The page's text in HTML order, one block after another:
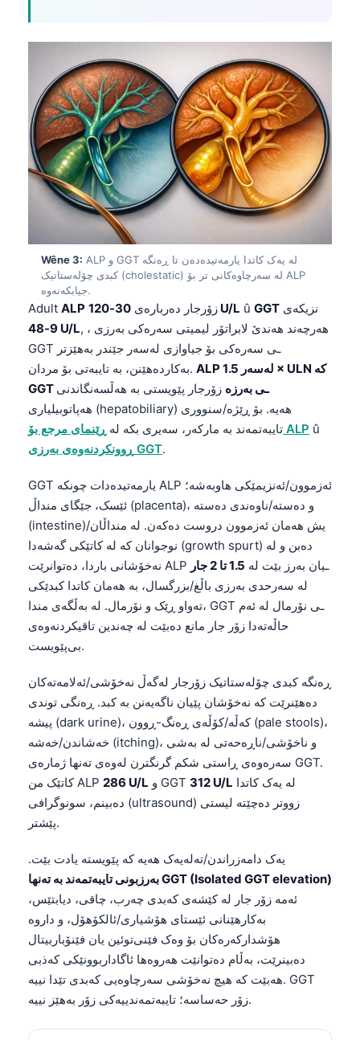
Wêne 3: ALP و GGT لە یەک کاتدا یارمەتیدەدەن تا ڕەنگە
کبدی چۆلەستاتیک (cholestatic) لە سەرچاوەکانی تر بۆ ALP
جیابکەنەوە.
Adult ALP زۆرجار دەربارەی 30-120 U/L û GGT نزیکەی
9-48 U/L, ، هەرچەند هەندێ لابراتۆر لیمیتی سەرەکی بەرزی
GGT ـی سەرەکی بۆ جیاوازی لەسەر جێندر بەهێزتر
بەکاردەهێنن، بە تایبەتی بۆ مردان. ALP لەسەر 1.5 × ULN کە
GGT ـی بەرزە زۆرجار پێویستی بە هەڵسەنگاندنی
هەپاتوبیلیاری (hepatobiliary) هەیە. بۆ ڕێژە/سنووری
تایبەتمەند بە مارکەر، سەیری بکە لە ڕێنمای مرجع بۆ ALP û
ڕوونکردنەوەی بەرزی GGT.
GGT یارمەتیدەدات چونکە ALP ئەزموون/ئەنزیمێکی هاوبەشە؛
ئێسک، جێگای منداڵ (placenta)، و دەستە/ناوەندی دەستە
(intestine)یش هەمان ئەزموون دروست دەکەن. لە منداڵان/
نوجوانان کە لە کاتێکی گەشەدا (growth spurt) دەبن و لە
نەخۆشانی باردا، دەتوانرێت ALP ـیان بەرز بێت لە 1.5 تا 2 جار
لە سەرحدی بەرزی باڵغ/بزرگسال، بە هەمان کاتدا کبدێکی
تەواو ڕێک و نۆرمال. لە بەڵگەی مندا، GGT ـی نۆرمال لە ئەم
حاڵەتەدا زۆر جار مانع دەبێت لە چەندین تاقیکردنەوەی
بی‌پێویست.
ڕەنگە کبدی چۆلەستاتیک زۆرجار لەگەڵ نەخۆشی/ئەلامەتەکان
دەهێنرێت کە نەخۆشان پێیان ناگەیەنن بە کبد. ڕەنگی توندی
پیشە (dark urine)، کەڵە/کۆڵەی ڕەنگ-ڕوون (pale stools)،
خەشاندن/خەشە (itching)، و ناخۆشی/ناڕەحەتی لە بەشی
سەرەوەی ڕاستی شکم گرنگترن لەوەی تەنها ژمارەی GGT.
کاتێک من ALP 286 U/L و GGT 312 U/L
دەبینم، سونوگرافی (ultrasound) زووتر دەچێتە لیستی
پێشتر.
یەک دامەزراندن/تەلەیەک هەیە کە پێویستە یادت بێت.
بەرزبونی تایبەتمەند بە تەنها GGT (Isolated GGT elevation)
ئەمە زۆر جار لە کێشەی کەبدی چەرب، چاقی، دیابتێس،
بەکارهێنانی ئێستای هۆشیاری/ئالکۆهۆل، و داروە
هۆشدارکەرەکان بۆ وەک فێنی‌توئین یان فێنۆباربیتال
دەبینرێت، بەڵام دەتوانێت هەروەها ئاگاداربوونێکی کەذبی
هەبێت کە هیچ نەخۆشی سەرچاوەیی کەبدی تێدا نییە. GGT
زۆر حەساسە؛ تایبەتمەندییەکی زۆر بەهێز نییە.